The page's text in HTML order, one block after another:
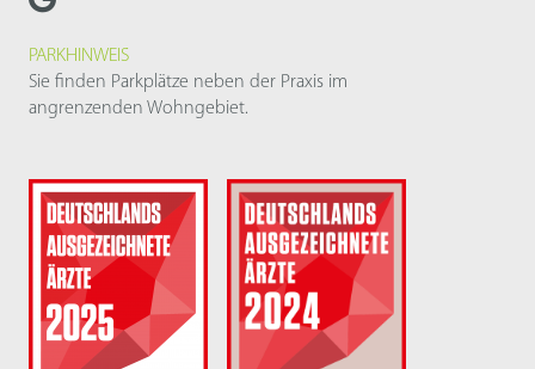
PARKHINWEIS
Sie finden Parkplätze neben der Praxis im
angrenzenden Wohngebiet.